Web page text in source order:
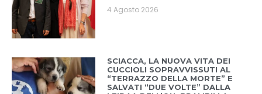
4 Agosto 2026
SCIACCA, LA NUOVA VITA DEI
CUCCIOLI SOPRAVVISSUTI AL
“TERRAZZO DELLA MORTE” E
SALVATI “DUE VOLTE” DALLA